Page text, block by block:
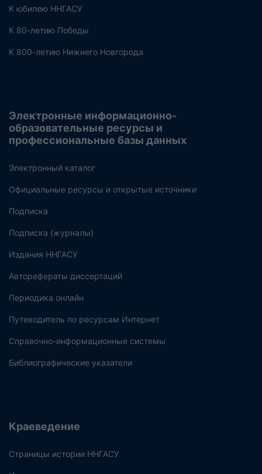
К юбилею ННГАСУ
К 80-летию Победы
К 800-летию Нижнего Новгорода
Электронные информационно-
образовательные ресурсы и
профессиональные базы данных
Электронный каталог
Официальные ресурсы и открытые источники
Подписка
Подписка (журналы)
Издания ННГАСУ
Авторефераты диссертаций
Периодика онлайн
Путеводитель по ресурсам Интернет
Справочно-информационные системы
Библиографические указатели
Краеведение
Страницы истории ННГАСУ